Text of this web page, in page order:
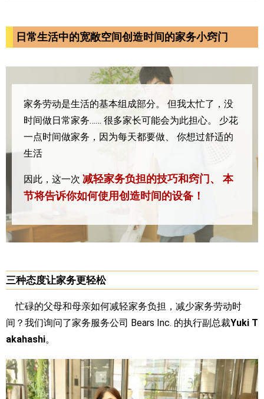
日常生活中的宽敞空间创造时间的家务小窍门
家务劳动是生活的基本组成部分。
但我太忙了，没
时间做日常家务…… 很多家长可能会为此担心。
少花
一点时间做家务，因为每天都要做、
你想过舒适的
生活
因此，这一次 减轻家务负担的技巧和窍门、
本
节将告诉你如何使用创造时间的设备！
三种态度让家务更轻松
忙碌的父母和母亲如何减轻家务负担，减少家务劳动时
间？我们询问了家务服务公司 Bears Inc. 的执行副总裁Yuki T
akahashi。